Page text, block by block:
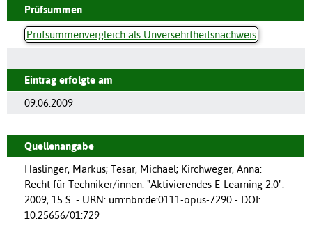
Prüfsummen
Prüfsummenvergleich als Unversehrtheitsnachweis
Eintrag erfolgte am
09.06.2009
Quellenangabe
Haslinger, Markus; Tesar, Michael; Kirchweger, Anna:
Recht für Techniker/innen: "Aktivierendes E-Learning 2.0".
2009, 15 S. - URN: urn:nbn:de:0111-opus-7290 - DOI:
10.25656/01:729